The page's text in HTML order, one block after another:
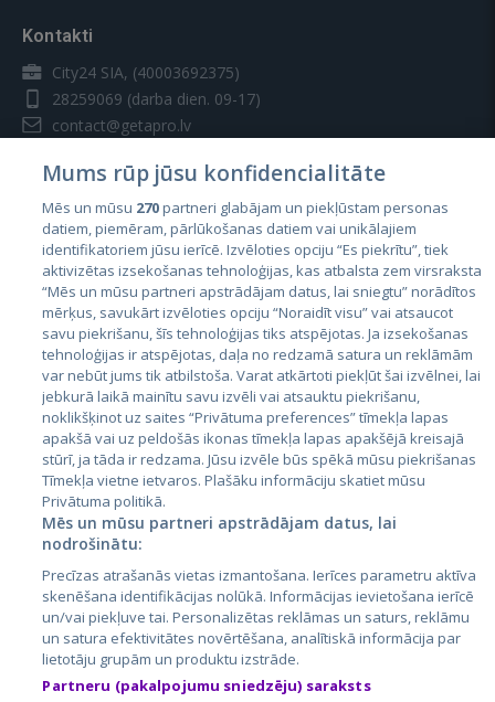
Kontakti
City24 SIA, (40003692375)
28259069 (darba dien. 09-17)
contact@getapro.lv
Valstis
Igaunija
Latvija
Lietuva
City24.lv
City24.ee
GetaPro.lv
GetaPro.ee
Skelbiu.lt
CVbankas.lt
Kainos.lt
Paslaugos.lt
auto24.ee
Mums rūp jūsu konfidencialitāte
Mēs un mūsu 270partneri glabājam un piekļūstam personas
datiem, piemēram, pārlūkošanas datiem vai unikālajiem
identifikatoriem jūsu ierīcē. Izvēloties opciju “Es piekrītu”, tiek
aktivizētas izsekošanas tehnoloģijas, kas atbalsta zem virsraksta
“Mēs un mūsu partneri apstrādājam datus, lai sniegtu” norādītos
mērķus, savukārt izvēloties opciju “Noraidīt visu” vai atsaucot
savu piekrišanu, šīs tehnoloģijas tiks atspējotas. Ja izsekošanas
tehnoloģijas ir atspējotas, daļa no redzamā satura un reklāmām
var nebūt jums tik atbilstoša. Varat atkārtoti piekļūt šai izvēlnei, lai
jebkurā laikā mainītu savu izvēli vai atsauktu piekrišanu,
noklikšķinot uz saites “Privātuma preferences” tīmekļa lapas
apakšā vai uz peldošās ikonas tīmekļa lapas apakšējā kreisajā
stūrī, ja tāda ir redzama. Jūsu izvēle būs spēkā mūsu piekrišanas
Tīmekļa vietne ietvaros. Plašāku informāciju skatiet mūsu
Privātuma politikā.
Mēs un mūsu partneri apstrādājam datus, lai
nodrošinātu:
Precīzas atrašanās vietas izmantošana. Ierīces parametru aktīva
skenēšana identifikācijas nolūkā. Informācijas ievietošana ierīcē
un/vai piekļuve tai. Personalizētas reklāmas un saturs, reklāmu
un satura efektivitātes novērtēšana, analītiskā informācija par
lietotāju grupām un produktu izstrāde.
Partneru (pakalpojumu sniedzēju) saraksts